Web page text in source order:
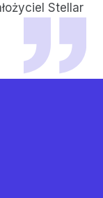
Stellar